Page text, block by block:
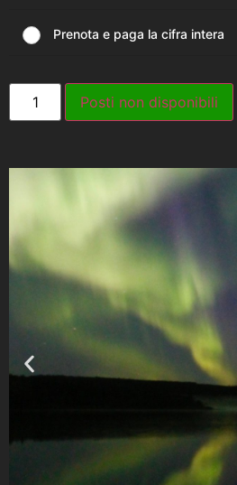
Prenota e paga la cifra intera
Posti non disponibili